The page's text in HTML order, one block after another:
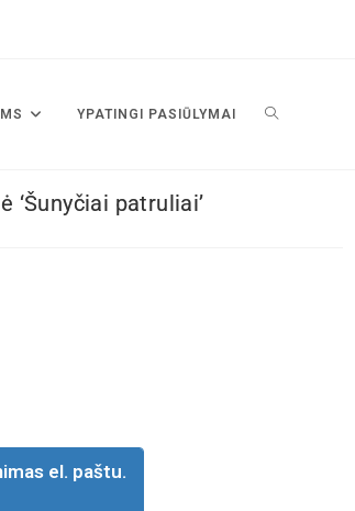
YPATINGI PASIŪLYMAI
‘Šunyčiai patruliai’
el. paštu.